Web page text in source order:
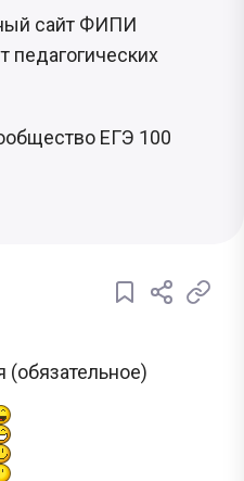
сайт ФИПИ
педагогических
ЕГЭ 100
(обязательное)